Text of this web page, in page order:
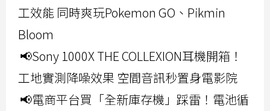
工效能 同時爽玩Pokemon GO、Pikmin
Bloom
📢Sony 1000X THE COLLEXION耳機開箱！
工地實測降噪效果 空間音訊秒置身電影院
📢電商平台買「全新庫存機」踩雷！電池循